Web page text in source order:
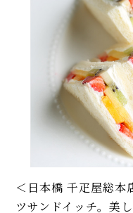
＜日本橋 千疋屋総本
ツサンドイッチ。美